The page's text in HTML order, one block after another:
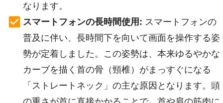
なります。
スマートフォンの長時間使用: スマートフォンの
普及に伴い、長時間下を向いて画面を操作する姿
勢が定着しました。この姿勢は、本来ゆるやかな
カーブを描く首の骨（頸椎）がまっすぐになる
「ストレートネック」の主な原因となります。頭